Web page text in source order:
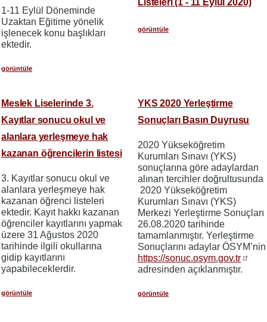
1-11 Eylül Döneminde
Uzaktan Eğitime yönelik
işlenecek konu başlıkları
ektedir.
görüntüle
görüntüle
Meslek Liselerinde 3.
Kayıtlar sonucu okul ve
alanlara yerleşmeye hak
kazanan öğrencilerin listesi
3. Kayıtlar sonucu okul ve
alanlara yerleşmeye hak
kazanan öğrenci listeleri
ektedir. Kayıt hakkı kazanan
öğrenciler kayıtlarını yapmak
üzere 31 Ağustos 2020
tarihinde ilgili okullarına
gidip kayıtlarını
yapabileceklerdir.
görüntüle
YKS 2020 Yerleştirme
Sonuçları Basın Duyrusu
2020 Yükseköğretim
Kurumları Sınavı (YKS)
sonuçlarına göre adaylardan
alınan tercihler doğrultusunda
2020 Yükseköğretim
Kurumları Sınavı (YKS)
Merkezi Yerleştirme Sonuçları
26.08.2020 tarihinde
tamamlanmıştır. Yerleştirme
Sonuçlarını adaylar ÖSYM’nin
https://sonuc.osym.gov.tr
adresinden açıklanmıştır.
görüntüle